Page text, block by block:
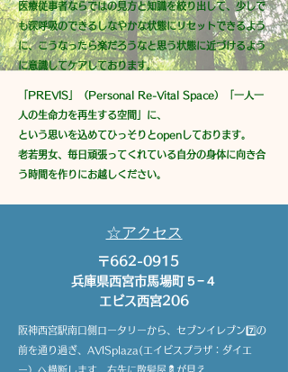
​医療従事者ならではの見方と知識を絞り出して、少しで
も深呼吸のできるしなやかな状態にリセットできるよう
に、こうなったら楽だろうなと思う状態に近づけるよう
に意識してケアしております。
「PREVIS」（Personal Re-Vital Space）「一人一
人の生命力を再生する空間」に、
という思いを込めてひっそりとopenしております。
老若男女、毎日頑張ってくれている自分の身体に向き合
う時間を作りにお越しください。
☆アクセス
〒662-0915
兵庫県西宮市馬場町５−４
​エビス西宮206
阪神西宮駅南口側ロータリーから、セブンイレブン7️⃣の
前を通り過ぎ、AVISplaza(エイビスプラザ：ダイエ
ー）へ横断します。右先に散髪屋💈が見え、